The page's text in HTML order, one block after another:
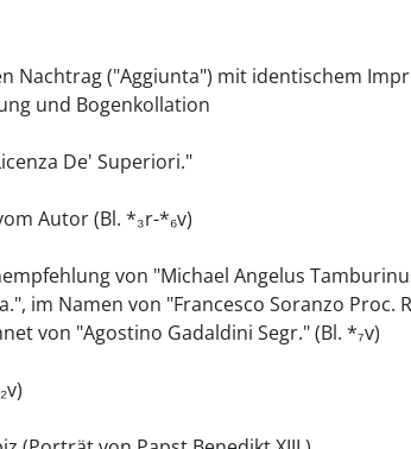
Nachtrag ("Aggiunta") mit identischem
und Bogenkollation
De' Superiori."
Autor (Bl. *₃r-*₆v)
von "Michael Angelus
im Namen von "Francesco Soranzo Proc.
von "Agostino Gadaldini Segr." (Bl. *₇v)